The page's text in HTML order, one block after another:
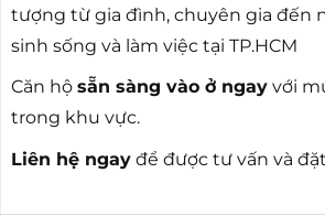
tượng từ gia đình, chuyên gia đến
sinh sống và làm việc tại TP.HCM
Căn hộ sẵn sàng vào ở ngay với
trong khu vực.
Liên hệ ngay để được tư vấn và